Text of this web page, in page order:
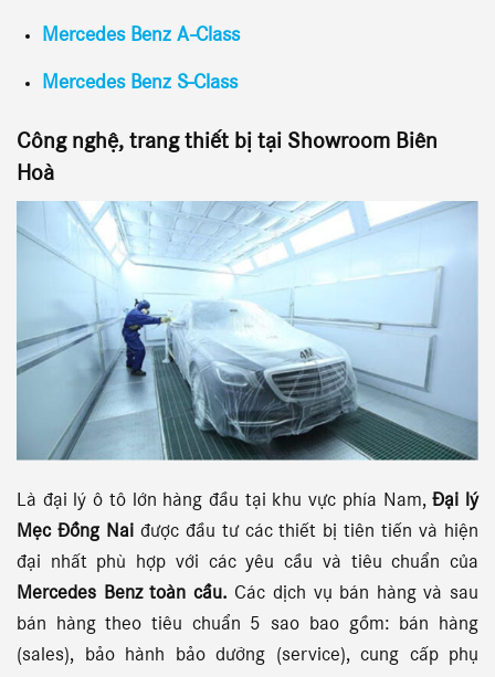
Mercedes Benz A-Class
Mercedes Benz S-Class
Công nghệ, trang thiết bị tại Showroom Biên
Hoà
Là đại lý ô tô lớn hàng đầu tại khu vực phía Nam,Đại lý
Mẹc Đồng Naiđược đầu tư các thiết bị tiên tiến và hiện
đại nhất phù hợp với các yêu cầu và tiêu chuẩn của
Mercedes Benz toàn cầu. Các dịch vụ bán hàng và sau
bán hàng theo tiêu chuẩn 5 sao bao gồm: bán hàng
(sales), bảo hành bảo dưỡng (service), cung cấp phụ